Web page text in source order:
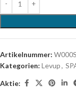
Artikelnummer:
Kategorien: Levup,
Aktie: